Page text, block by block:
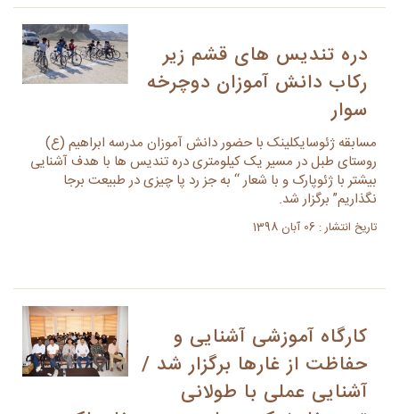
دره تندیس های قشم زیر
رکاب دانش آموزان دوچرخه
سوار
مسابقه ژئوسایکلینک با حضور دانش آموزان مدرسه ابراهیم (ع)
روستای طبل در مسیر یک کیلومتری دره تندیس ها با هدف آشنایی
بیشتر با ژئوپارک و با شعار “ به جز رد پا چیزی در طبیعت برجا
نگذاریم” برگزار شد.
تاریخ انتشار : 06 آبان 1398
کارگاه آموزشی آشنایی و
حفاظت از غارها برگزار شد /
آشنایی عملی با طولانی